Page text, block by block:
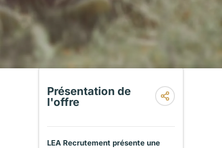
Présentation de
l'offre
LEA Recrutement présente une